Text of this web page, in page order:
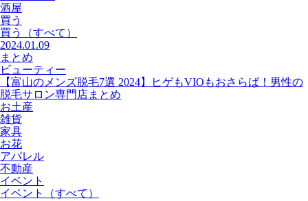
酒屋
買う
買う
（すべて）
2024.01.09
まとめ
ビューティー
【富山のメンズ脱毛7選 2024】ヒゲもVIOもおさらば！男性の
脱毛サロン専門店まとめ
お土産
雑貨
家具
お花
アパレル
不動産
イベント
イベント
（すべて）